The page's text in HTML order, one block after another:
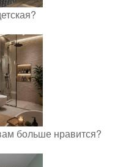
больше нравится?